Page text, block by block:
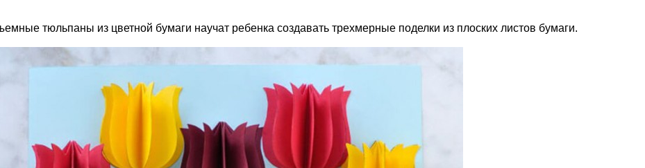
тюльпаны из цветной бумаги научат ребенка создавать трехмерные поделки из плоских листов бумаги.